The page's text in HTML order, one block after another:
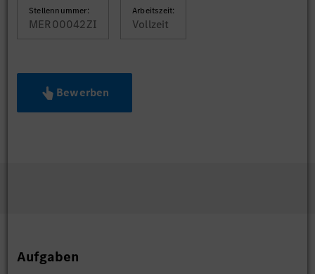
Stellennummer:
MER00042ZI
Arbeitszeit:
Vollzeit
Bewerben
Aufgaben